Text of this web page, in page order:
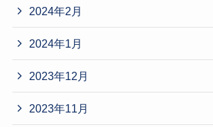
2024年2月
2024年1月
2023年12月
2023年11月